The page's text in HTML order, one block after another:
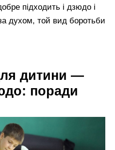
підходить і дзюдо і
духом, той вид боротьби
дитини —
поради